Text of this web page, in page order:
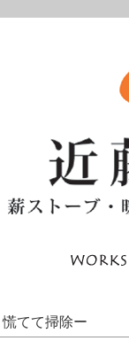
慌てて掃除ー